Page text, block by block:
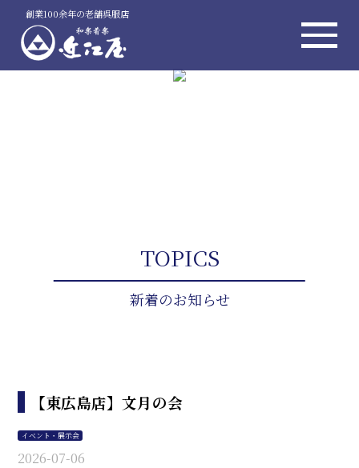
創業100余年の老舗呉服店
TOPICS
新着のお知らせ
【東広島店】文月の会
イベント・展示会
2026-07-06